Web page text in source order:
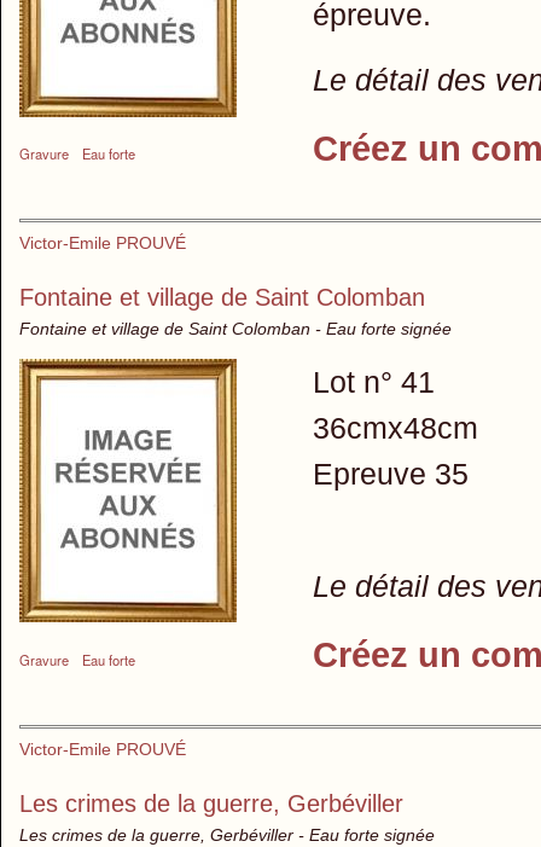
Gravure Eau forte
épreuve.
Le détail des
Créez un
Victor-Emile PROUVÉ
Fontaine et village de Saint Colomban
Fontaine et village de Saint Colomban - Eau forte signée
Gravure Eau forte
Lot n° 41
36cmx48cm
Epreuve 35
Le détail des
Créez un
Victor-Emile PROUVÉ
Les crimes de la guerre, Gerbéviller
Les crimes de la guerre, Gerbéviller - Eau forte signée